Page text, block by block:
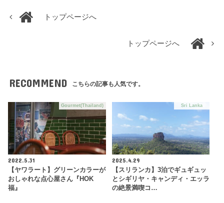
トップページへ
トップページへ
RECOMMEND こちらの記事も人気です。
Gourmet(Thailand)
2022.5.31
【ヤワラート】グリーンカラーが
おしゃれな点心屋さん『HOK
福』
Sri Lanka
2025.4.29
【スリランカ】3泊でギュギュッ
とシギリヤ・キャンディ・エッラ
の絶景満喫コ…